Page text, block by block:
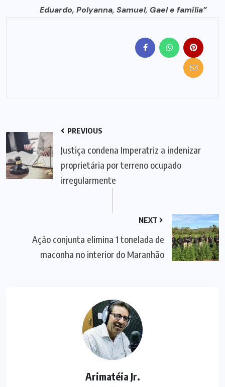
Eduardo, Polyanna, Samuel, Gael e família”
PREVIOUS
Justiça condena Imperatriz a indenizar
proprietária por terreno ocupado
irregularmente
NEXT
Ação conjunta elimina 1 tonelada de
maconha no interior do Maranhão
Arimatéia Jr.